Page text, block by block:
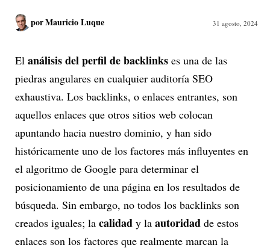
porMauricio Luque 31 agosto, 2024
El análisis del perfil de backlinks es una de las
piedras angulares en cualquier auditoría SEO
exhaustiva. Los backlinks, o enlaces entrantes, son
aquellos enlaces que otros sitios web colocan
apuntando hacia nuestro dominio, y han sido
históricamente uno de los factores más influyentes en
el algoritmo de Google para determinar el
posicionamiento de una página en los resultados de
búsqueda. Sin embargo, no todos los backlinks son
creados iguales; la calidad y la autoridad de estos
enlaces son los factores que realmente marcan la